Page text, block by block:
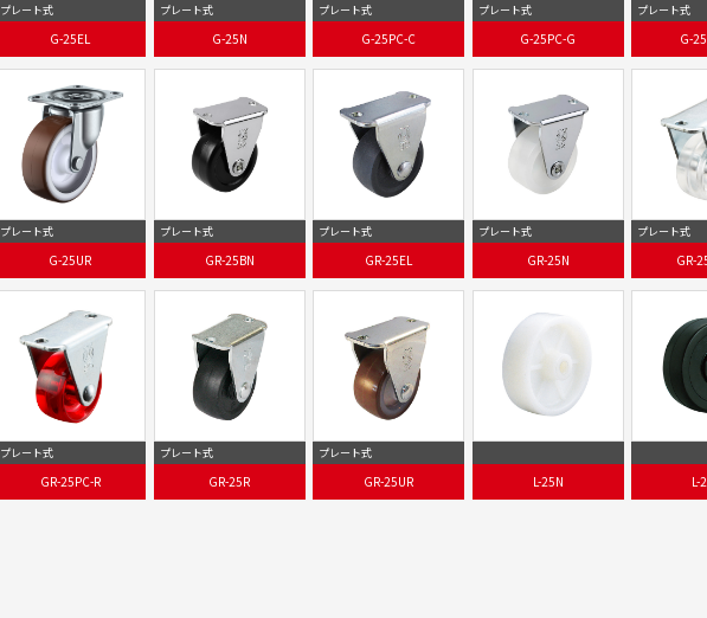
プレート式
G-25EL
プレート式
G-25N
プレート式
G-25PC-C
プレート式
G-25PC-G
プレート式
G-
プレート式
G-25UR
プレート式
GR-25BN
プレート式
GR-25EL
プレート式
GR-25N
プレート式
GR-
プレート式
GR-25PC-R
プレート式
GR-25R
プレート式
GR-25UR L-25N L-